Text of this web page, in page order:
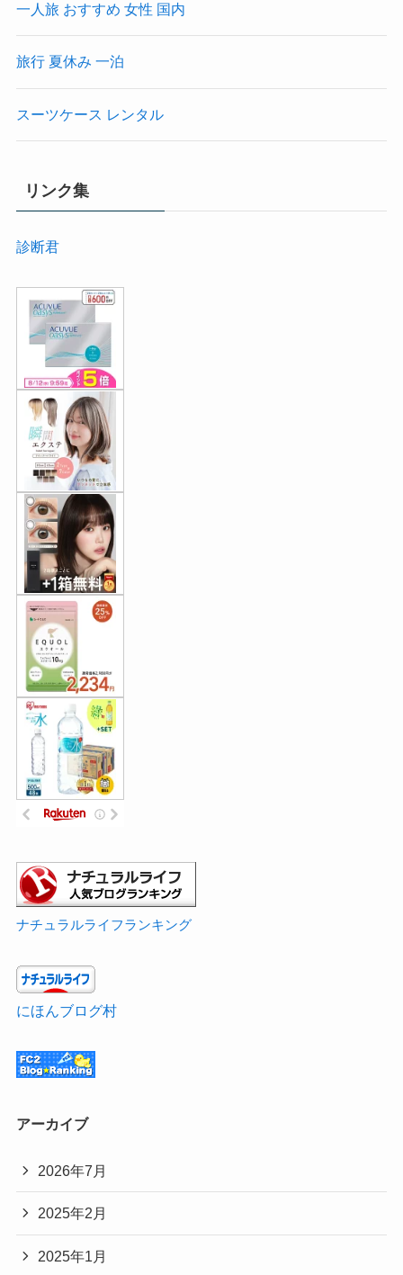
一人旅 おすすめ 女性 国内
旅行 夏休み 一泊
スーツケース レンタル
リンク集
診断君
ナチュラルライフランキング
にほんブログ村
アーカイブ
2026年7月
2025年2月
2025年1月